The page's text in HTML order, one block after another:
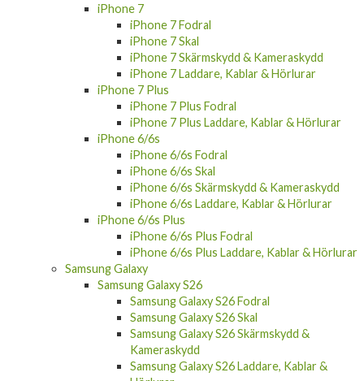
iPhone 7
iPhone 7 Fodral
iPhone 7 Skal
iPhone 7 Skärmskydd & Kameraskydd
iPhone 7 Laddare, Kablar & Hörlurar
iPhone 7 Plus
iPhone 7 Plus Fodral
iPhone 7 Plus Laddare, Kablar & Hörlurar
iPhone 6/6s
iPhone 6/6s Fodral
iPhone 6/6s Skal
iPhone 6/6s Skärmskydd & Kameraskydd
iPhone 6/6s Laddare, Kablar & Hörlurar
iPhone 6/6s Plus
iPhone 6/6s Plus Fodral
iPhone 6/6s Plus Laddare, Kablar & Hörlurar
Samsung Galaxy
Samsung Galaxy S26
Samsung Galaxy S26 Fodral
Samsung Galaxy S26 Skal
Samsung Galaxy S26 Skärmskydd &
Kameraskydd
Samsung Galaxy S26 Laddare, Kablar &